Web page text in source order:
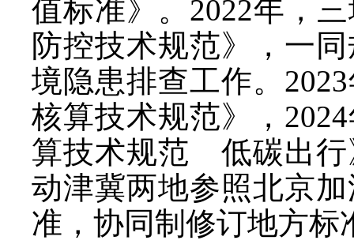
值标准》。2022年，
防控技术规范》，一
境隐患排查工作。
核算技术规范》，
算技术规范 低碳出行
动津冀两地参照北京
准，协同制修订地方标